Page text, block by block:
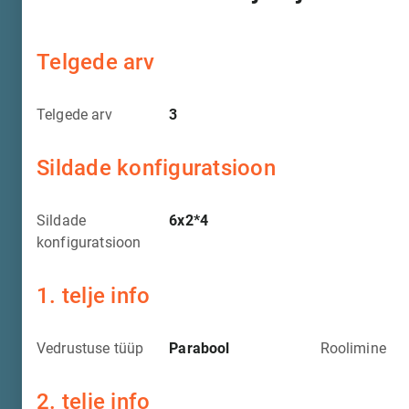
Telgede arv
Telgede arv 3
Sildade konfiguratsioon
Sildade
konfiguratsioon
6x2*4
1. telje info
Vedrustuse tüüp Parabool Roolimine
2. telje info